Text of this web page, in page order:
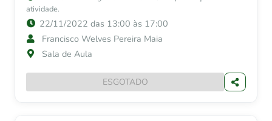
atividade.
22/11/2022 das 13:00 às 17:00
Francisco Welves Pereira Maia
Sala de Aula
ESGOTADO